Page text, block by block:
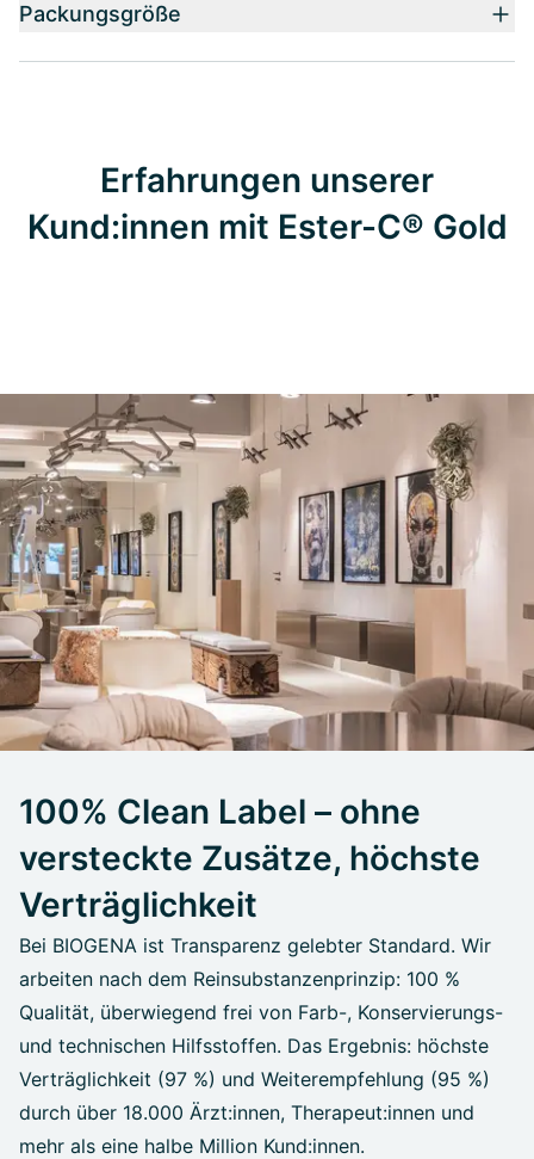
Packungsgröße
Erfahrungen unserer
Kund:innen mit Ester-C® Gold
100% Clean Label – ohne
versteckte Zusätze, höchste
Verträglichkeit
Bei BIOGENA ist Transparenz gelebter Standard. Wir
arbeiten nach dem Reinsubstanzenprinzip: 100 %
Qualität, überwiegend frei von Farb-, Konservierungs-
und technischen Hilfsstoffen. Das Ergebnis: höchste
Verträglichkeit (97 %) und Weiterempfehlung (95 %)
durch über 18.000 Ärzt:innen, Therapeut:innen und
mehr als eine halbe Million Kund:innen.